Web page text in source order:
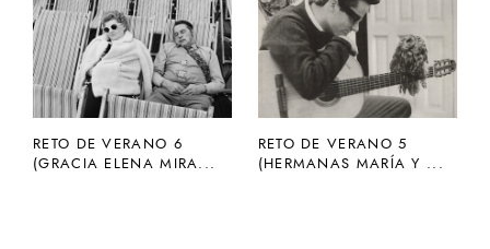
RETO DE VERANO 6
(GRACIA ELENA MIRA...
RETO DE VERANO 5
(HERMANAS MARÍA Y ...